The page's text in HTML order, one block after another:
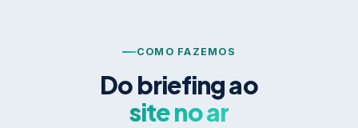
COMO FAZEMOS
Do briefing ao
site no ar